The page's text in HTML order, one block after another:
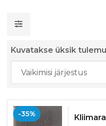
Kuvatakse üksik
-35%